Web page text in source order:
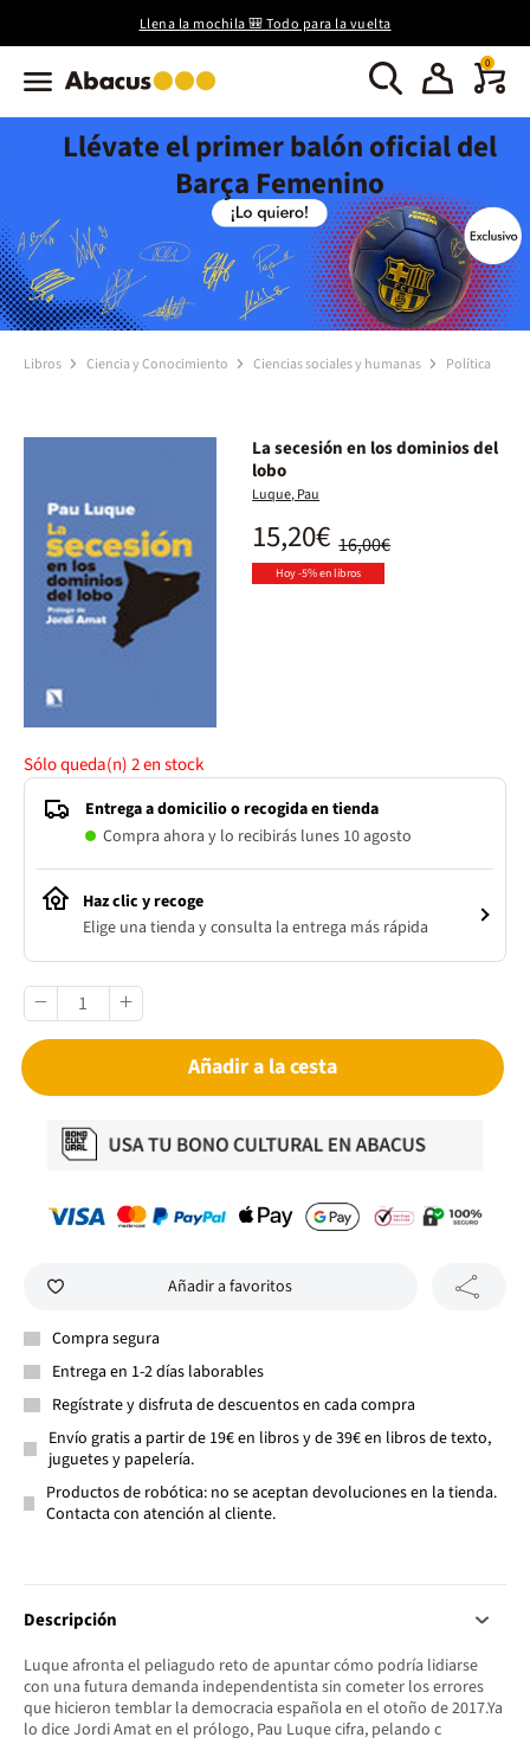
Llena la mochila 🎒 Todo para la vuelta
0
Llévate el primer balón oficial del
Barça Femenino
Libros Ciencia y Conocimiento Ciencias sociales y humanas Política
La secesión en los dominios del
lobo
Luque, Pau
16,00€
15,20€
Hoy -5% en libros
Sólo queda(n)2en stock
Entrega a domicilio o recogida en tienda
Compra ahora y lo recibirás lunes 10 agosto
Haz clic y recoge
Elige una tienda y consulta la entrega más rápida
Añadir a la cesta
Añadir a favoritos
Compra segura
Entrega en 1-2 días laborables
Regístrate y disfruta de descuentos en cada compra
Envío gratis a partir de 19€ en libros y de 39€ en libros de texto,
juguetes y papelería.
Productos de robótica: no se aceptan devoluciones en la tienda.
Contacta con atención al cliente.
Descripción
Luque afronta el peliagudo reto de apuntar cómo podría lidiarse
con una futura demanda independentista sin cometer los errores
que hicieron temblar la democracia española en el otoño de 2017.Ya
lo dice Jordi Amat en el prólogo, Pau Luque cifra, pelando c